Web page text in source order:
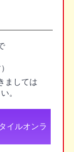
ましては
。
イルオンラ